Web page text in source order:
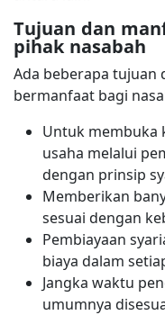
Tujuan dan
pihak nasabah
Ada beberapa tujuan
bermanfaat bagi
Untuk membuka
usaha melalui
dengan prinsip
Memberikan
sesuai dengan
Pembiayaan
biaya dalam
Jangka waktu
umumnya